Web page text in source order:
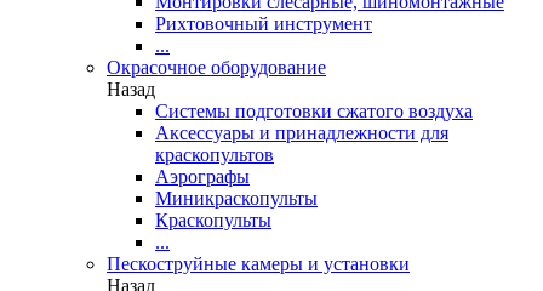
Рихтовочный инструмент
...
Окрасочное оборудование
Назад
Системы подготовки сжатого воздуха
Аксессуары и принадлежности для
краскопультов
Аэрографы
Миникраскопульты
Краскопульты
...
Пескоструйные камеры и установки
Назад